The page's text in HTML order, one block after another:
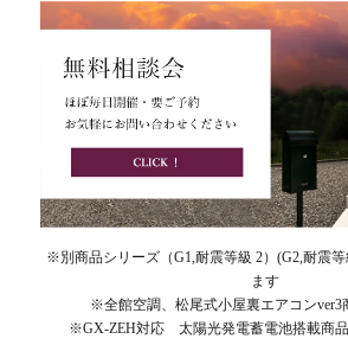
※別商品シリーズ（G1,耐震等級 2）(G2,耐震
ます
※全館空調、松尾式小屋裏エアコンver3
※GX-ZEH対応 太陽光発電蓄電池搭載商